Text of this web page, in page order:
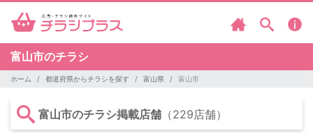
富山市のチラシ
ホーム 都道府県からチラシを探す 富山県 富山市
富山市のチラシ掲載店舗 （229店舗）